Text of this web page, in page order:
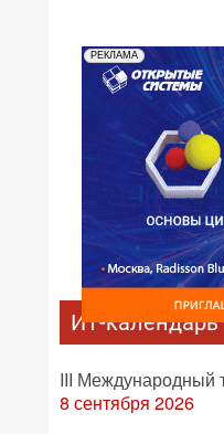
РЕКЛАМА
ИТ-календарь
III Международный
8 сентября 2026